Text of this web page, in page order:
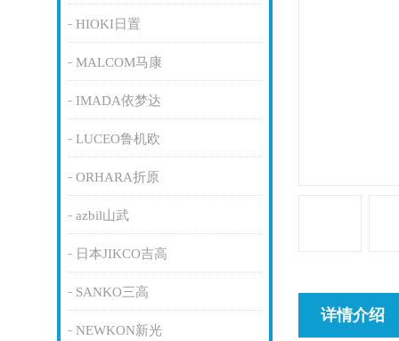
HIOKI日置
MALCOM马康
IMADA依梦达
LUCEO鲁机欧
ORHARA折原
azbil山武
日本JIKCO吉高
SANKO三高
NEWKON新光
详情介绍